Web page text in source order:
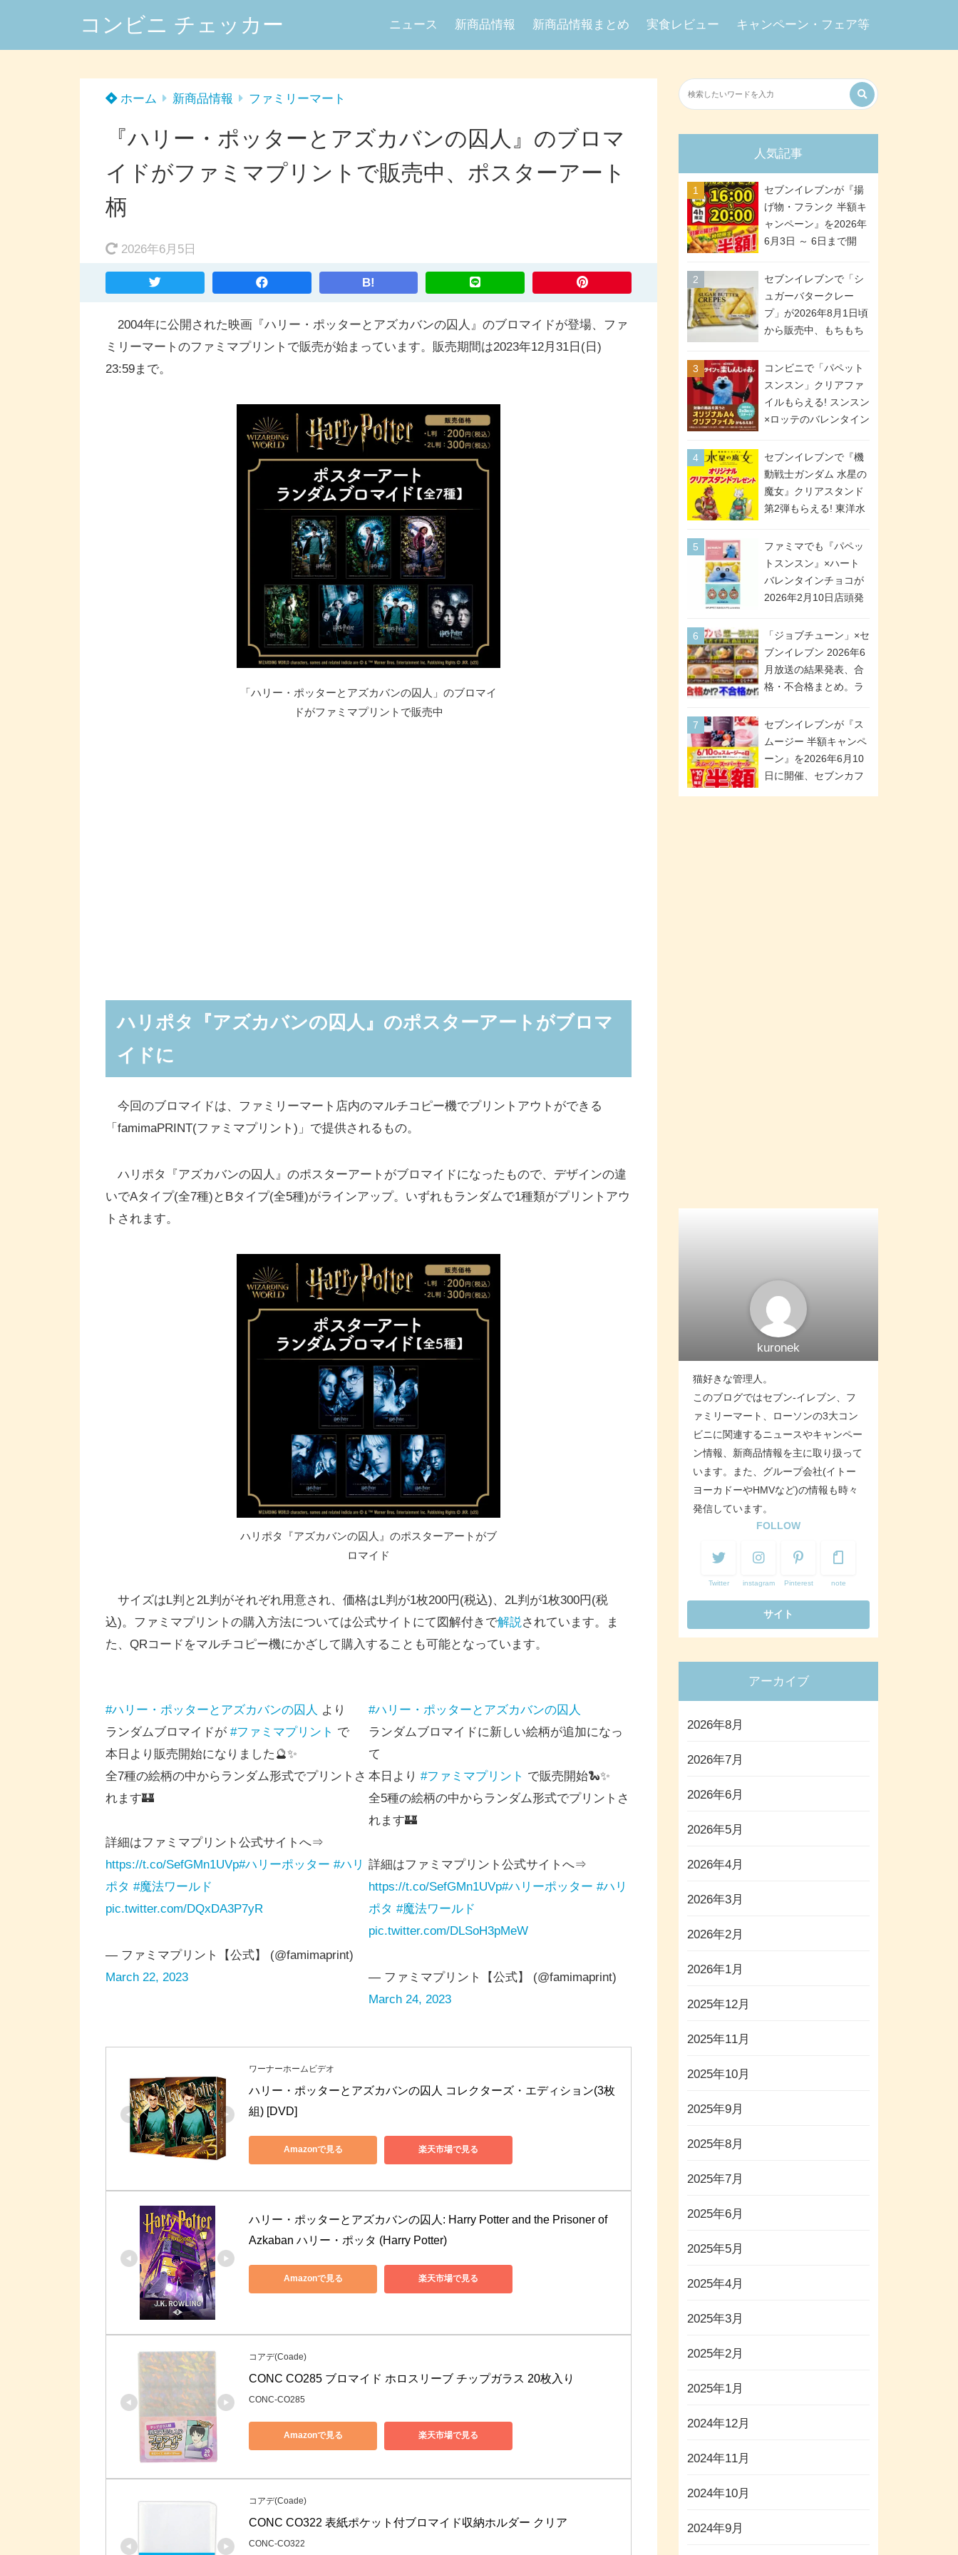
コンビニ チェッカー ニュース 新商品情報 新商品情報まとめ 実食レビュー キャンペーン・フェア等
ホーム 新商品情報 ファミリーマート
『ハリー・ポッターとアズカバンの囚人』のブロマ
イドがファミマプリントで販売中、ポスターアート
柄
2026年6月5日
B!
2004年に公開された映画『ハリー・ポッターとアズカバンの囚人』のブロマイドが登場、ファ
ミリーマートのファミマプリントで販売が始まっています。販売期間は2023年12月31日(日)
23:59まで。
「ハリー・ポッターとアズカバンの囚人」のブロマイ
ドがファミマプリントで販売中
ハリポタ『アズカバンの囚人』のポスターアートがブロマ
イドに
今回のブロマイドは、ファミリーマート店内のマルチコピー機でプリントアウトができる
「famimaPRINT(ファミマプリント)」で提供されるもの。
ハリポタ『アズカバンの囚人』のポスターアートがブロマイドになったもので、デザインの違
いでAタイプ(全7種)とBタイプ(全5種)がラインアップ。いずれもランダムで1種類がプリントアウ
トされます。
ハリポタ『アズカバンの囚人』のポスターアートがブ
ロマイド
サイズはL判と2L判がそれぞれ用意され、価格はL判が1枚200円(税込)、2L判が1枚300円(税
込)。ファミマプリントの購入方法については公式サイトにて図解付きで解説されています。ま
た、QRコードをマルチコピー機にかざして購入することも可能となっています。
#ハリー・ポッターとアズカバンの囚人
より
ランダムブロマイドが #ファミマプリント
で
本日より販売開始になりました🔮✨
全7種の絵柄の中からランダム形式でプリントさ
れます🏰
詳細はファミマプリント公式サイトへ⇒
https://t.co/SefGMn1UVp
#ハリーポッター
#ハリ
ポタ
#魔法ワールド
pic.twitter.com/DQxDA3P7yR
— ファミマプリント【公式】 (@famimaprint)
March 22, 2023
#ハリー・ポッターとアズカバンの囚人
ランダムブロマイドに新しい絵柄が追加になっ
て
本日より
#ファミマプリント
で販売開始🐍✨
全5種の絵柄の中からランダム形式でプリントさ
れます🏰
詳細はファミマプリント公式サイトへ⇒
https://t.co/SefGMn1UVp
#ハリーポッター
#ハリ
ポタ
#魔法ワールド
pic.twitter.com/DLSoH3pMeW
— ファミマプリント【公式】 (@famimaprint)
March 24, 2023
ハリー・ポッターとアズカバンの囚人 コレクターズ・エディション(3枚
組) [DVD]
楽天市場で見る
ハリー・ポッターとアズカバンの囚人: Harry Potter and the Prisoner of
Azkaban ハリー・ポッタ (Harry Potter)
楽天市場で見る
CONC CO285 ブロマイド ホロスリーブ チップガラス 20枚入り
楽天市場で見る
CONC CO322 表紙ポケット付ブロマイド収納ホルダー クリア
人気記事
セブンイレブンが『揚
げ物・フランク 半額キ
ャンペーン』を2026年
6月3日 ～ 6日まで開
などが「揚げ物スーパ
ーセール」でお得に! 各
日16:00 ～ 20:00の4時
間限定で実施。ななチ
メリカンドッグが税抜
セブンイレブンで「シ
ュガーバタークレー
プ」が2026年8月1日頃
から販売中、もちもち
シュガー＆バターをレ
ンジアップで手軽に楽
しめる冷凍食品。2個入
り
コンビニで「パペット
スンスン」クリアファ
イルもらえる! スンスン
×ロッテのバレンタイン
スタート。セブン、フ
ァミマ、ローソンの3社
で異なるデザイン＆対
象商品
セブンイレブンで『機
動戦士ガンダム 水星の
魔女』クリアスタンド
第2弾もらえる! 東洋水
ペーンが2026年5月26
日スタート。浴衣＆た
ぬき・キツネ姿のスレ
ッタ / ミオリネ / グエ
号・5号) / シャディク
が全6種のクリアスタン
ドになって登場!
ファミマでも『パペッ
トスンスン』×ハート
バレンタインチョコが
2026年2月10日店頭発
チョコ」「チョコ缶」
「ツインギフト」が登
場
「ジョブチューン」×セ
ブンイレブン 2026年6
月放送の結果発表、合
格・不合格まとめ。ラ
合格「金のハンバー
グ」。満場一致合格数
は6商品、合格数は2商
品。TVerでの見逃し配
セブンイレブンが『ス
ムージー 半額キャンペ
ーン』を2026年6月10
日に開催、セブンカフ
kuronek
猫好きな管理人。
このブログではセブン-イレブン、フ
ァミリーマート、ローソンの3大コン
ビニに関連するニュースやキャンペー
ン情報、新商品情報を主に取り扱って
います。また、グループ会社(イトー
ヨーカドーやHMVなど)の情報も時々
発信しています。
FOLLOW
Twitter instagram Pinterest note
アーカイブ
2026年8月
2026年7月
2026年6月
2026年5月
2026年4月
2026年3月
2026年2月
2026年1月
2025年12月
2025年11月
2025年10月
2025年9月
2025年8月
2025年7月
2025年6月
2025年5月
2025年4月
2025年3月
2025年2月
2025年1月
2024年12月
2024年11月
2024年10月
2024年9月